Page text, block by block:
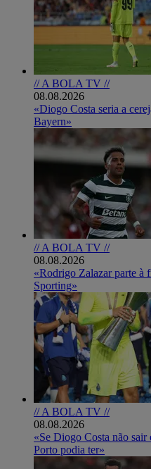
// A BOLA TV //
08.08.2026
«Diogo Costa seria a
Bayern»
// A BOLA TV //
08.08.2026
«Rodrigo Zalazar parte à
Sporting»
// A BOLA TV //
08.08.2026
«Se Diogo Costa não sair
Porto podia ter»